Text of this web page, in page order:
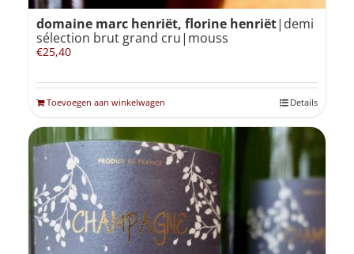
domaine marc henriët, florine henriët|demi
sélection brut grand cru|mouss
€25,40
Toevoegen aan winkelwagen Details